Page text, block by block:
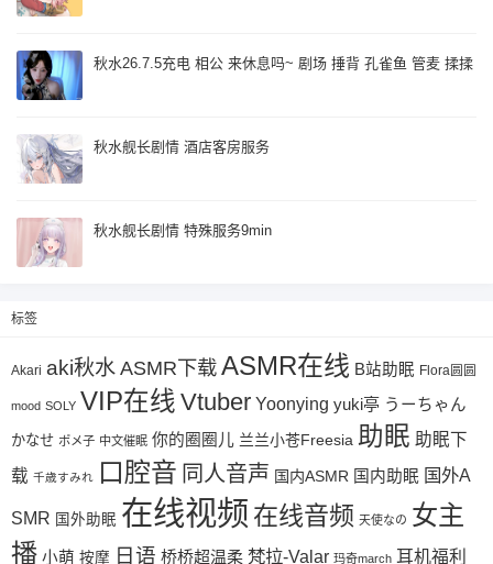
秋水26.7.5充电 相公 来休息吗~ 剧场 捶背 孔雀鱼 管麦 揉揉
秋水舰长剧情 酒店客房服务
秋水舰长剧情 特殊服务9min
标签
Akari aki秋水ASMR下载ASMR在线 B站助眠 Flora圆圆
mood SOLY VIP在线 Vtuber Yoonying yuki亭 うーちゃん
かなせ ポメ子 中文催眠 你的圈圈儿 兰兰小苍Freesia 助眠 助眠下
载 千歳すみれ 口腔音 同人音声 国内ASMR 国内助眠 国外A
SMR 国外助眠 在线视频 在线音频 天使なの 女主
播 小萌 按摩 日语 桥桥超温柔 梵拉-Valar 玛奇march 耳机福利